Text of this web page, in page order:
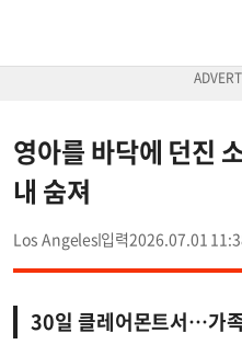
영아를 바닥에 던진
내 숨져
Los Angeles 2026.07.01
30일 클레어몬트서…가